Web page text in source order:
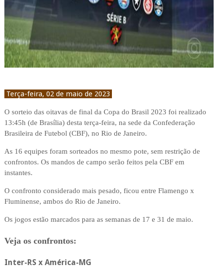
Terça-feira, 02 de maio de 2023
O sorteio das oitavas de final da Copa do Brasil 2023 foi realizado
13:45h (de Brasília) desta terça-feira, na sede da Confederação
Brasileira de Futebol (CBF), no Rio de Janeiro.
As 16 equipes foram sorteados no mesmo pote, sem restrição de
confrontos. Os mandos de campo serão feitos pela CBF em
instantes.
O confronto considerado mais pesado, ficou entre Flamengo x
Fluminense, ambos do Rio de Janeiro.
Os jogos estão marcados para as semanas de 17 e 31 de maio.
Veja os confrontos:
Inter-RS x América-MG